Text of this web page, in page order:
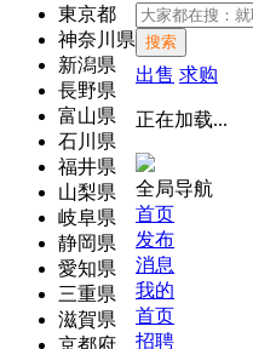
東京都
神奈川県
新潟県
長野県
富山県
石川県
福井県
山梨県
岐阜県
静岡県
愛知県
三重県
滋賀県
京都府
搜索
出售 求购
正在加载...
全局导航
首页
发布
消息
我的
首页
招聘